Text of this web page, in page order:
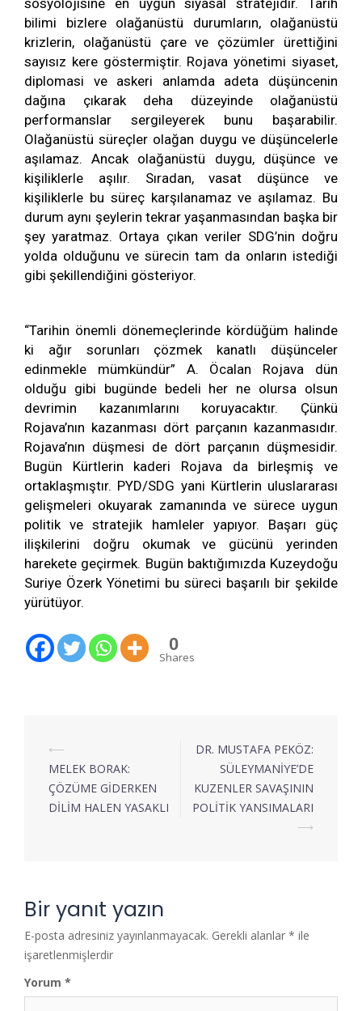
sosyolojisine en uygun siyasal stratejidir. Tarih
bilimi bizlere olağanüstü durumların, olağanüstü
krizlerin, olağanüstü çare ve çözümler ürettiğini
sayısız kere göstermiştir. Rojava yönetimi siyaset,
diplomasi ve askeri anlamda adeta düşüncenin
dağına çıkarak deha düzeyinde olağanüstü
performanslar sergileyerek bunu başarabilir.
Olağanüstü süreçler olağan duygu ve düşüncelerle
aşılamaz. Ancak olağanüstü duygu, düşünce ve
kişiliklerle aşılır. Sıradan, vasat düşünce ve
kişiliklerle bu süreç karşılanamaz ve aşılamaz. Bu
durum aynı şeylerin tekrar yaşanmasından başka bir
şey yaratmaz. Ortaya çıkan veriler SDG’nin doğru
yolda olduğunu ve sürecin tam da onların istediği
gibi şekillendiğini gösteriyor.
“Tarihin önemli dönemeçlerinde kördüğüm halinde
ki ağır sorunları çözmek kanatlı düşünceler
edinmekle mümkündür” A. Öcalan Rojava dün
olduğu gibi bugünde bedeli her ne olursa olsun
devrimin kazanımlarını koruyacaktır. Çünkü
Rojava’nın kazanması dört parçanın kazanmasıdır.
Rojava’nın düşmesi de dört parçanın düşmesidir.
Bugün Kürtlerin kaderi Rojava da birleşmiş ve
ortaklaşmıştır. PYD/SDG yani Kürtlerin uluslararası
gelişmeleri okuyarak zamanında ve sürece uygun
politik ve stratejik hamleler yapıyor. Başarı güç
ilişkilerini doğru okumak ve gücünü yerinden
harekete geçirmek. Bugün baktığımızda Kuzeydoğu
Suriye Özerk Yönetimi bu süreci başarılı bir şekilde
yürütüyor.
0
Shares
⟵
MELEK BORAK:
ÇÖZÜME GİDERKEN
DİLİM HALEN YASAKLI
DR. MUSTAFA PEKÖZ:
SÜLEYMANİYE’DE
KUZENLER SAVAŞININ
POLİTİK YANSIMALARI
⟶
Bir yanıt yazın
E-posta adresiniz yayınlanmayacak. Gerekli alanlar * ile
işaretlenmişlerdir
Yorum *